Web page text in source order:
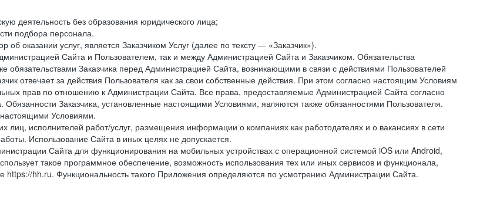
деятельность без образования юридического лица;
подбора персонала.
оказании услуг, является Заказчиком Услуг (далее по тексту — «Заказчик»).
Сайта и Пользователем, так и между Администрацией Сайта и Заказчиком. Обязательства
Заказчика перед Администрацией Сайта, возникающими в связи с действиями Пользователей
отвечает за действия Пользователя как за свои собственные действия. При этом согласно настоящим Условиям
прав по отношению к Администрации Сайта. Все права, предоставляемые Администрацией Сайта согласно
Заказчика, установленные настоящими Условиями, являются также обязанностями Пользователя.
настоящими Условиями.
лиц, исполнителей работ/услуг, размещения информации о компаниях как работодателях и о вакансиях в сети
Использование Сайта в иных целях не допускается.
Сайта для функционирования на мобильных устройствах с операционной системой iOS или Android,
такое программное обеспечение, возможность использования тех или иных сервисов и функционала,
hh.ru. Функциональность такого Приложения определяются по усмотрению Администрации Сайта.